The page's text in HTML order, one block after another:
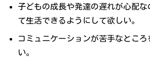
子どもの成長や発達の遅れが心配
て生活できるようにして欲しい。
コミュニケーションが苦手なところ
い。